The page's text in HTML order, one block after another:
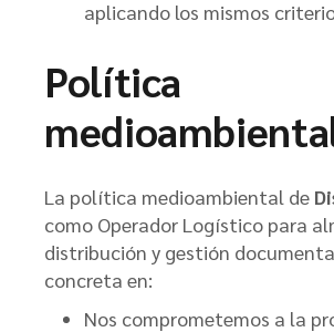
aplicando los mismos
Política
La política medioambiental de
como Operador Logístico para
distribución y gestión
concreta en:
Nos comprometemos a la